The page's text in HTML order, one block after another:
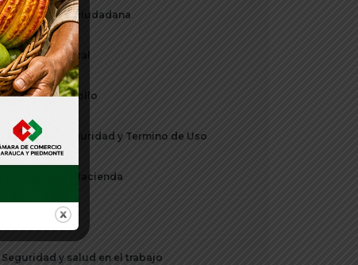
Participación ciudadana
Periódico Digital
Plan de Desarrollo
Política de Seguridad y Termino de Uso
Secretaria de Hacienda
Seguridad y salud en el trabajo